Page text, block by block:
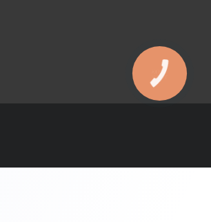
КНОПКА
ЗВ'ЯЗКУ